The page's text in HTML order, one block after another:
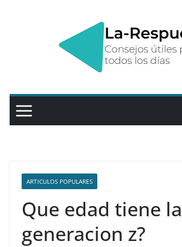
ARTICULOS POPULARES
Que edad tiene la
generacion z?